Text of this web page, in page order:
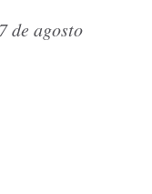
de agosto